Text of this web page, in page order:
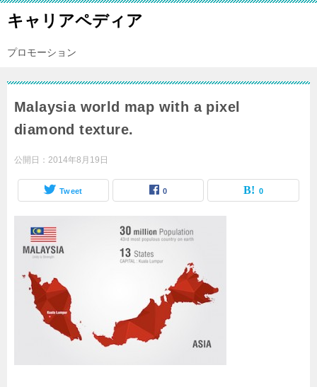
キャリアペディア
プロモーション
Malaysia world map with a pixel
diamond texture.
公開日： 2014年8月19日
Tweet 0 0